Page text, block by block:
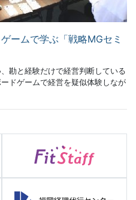
ームで学ぶ「戦略MGセミ
勘と経験だけで経営判断している
ドゲームで経営を疑似体験しなが